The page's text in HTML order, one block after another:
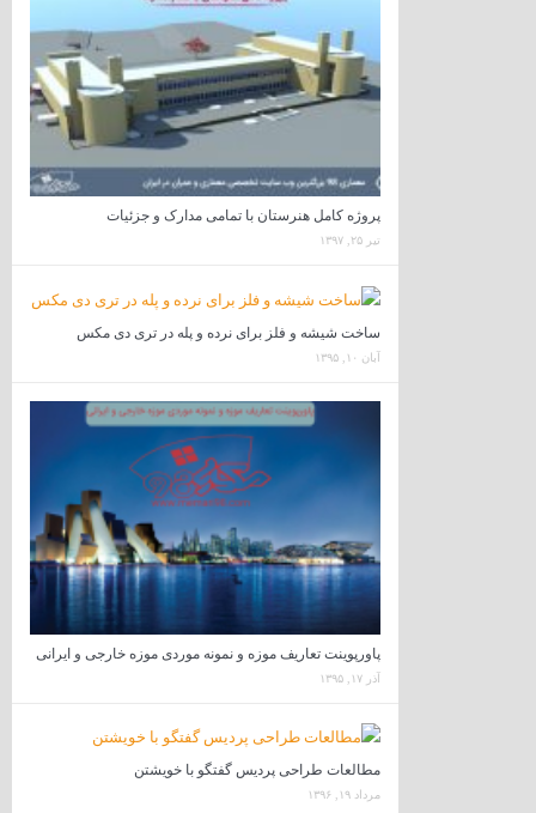
پروژه کامل هنرستان با تمامی مدارک و جزئیات
تیر ۲۵, ۱۳۹۷
ساخت شیشه و فلز برای نرده و پله در تری دی مکس
آبان ۱۰, ۱۳۹۵
پاورپوینت تعاریف موزه و نمونه موردی موزه خارجی و ایرانی
آذر ۱۷, ۱۳۹۵
مطالعات طراحی پردیس گفتگو با خویشتن
مرداد ۱۹, ۱۳۹۶